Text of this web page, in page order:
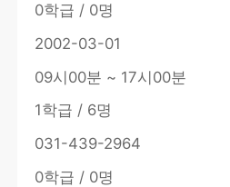
0학급 / 0명
2002-03-01
09시00분 ~ 17시00분
1학급 / 6명
031-439-2964
0학급 / 0명